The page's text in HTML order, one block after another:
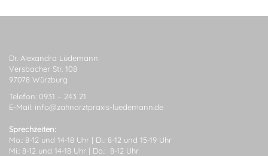
Dr. Alexandra Lüdemann
Versbacher Str. 108
97078 Würzburg
Telefon: 0931 – 243 21
E-Mail: info@zahnarztpraxis-luedemann.de
Sprechzeiten:
Mo.: 8-12 und 14-18 Uhr | Di.: 8-12 und 15-19 Uhr
Mi.: 8-12 und 14-18 Uhr | Do.: 8-12 Uhr